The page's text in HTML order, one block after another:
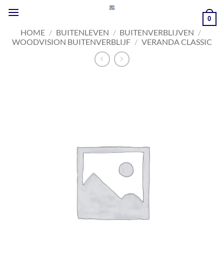
naar
inhoud
0
HOME / BUITENLEVEN / BUITENVERBLIJVEN /
WOODVISION BUITENVERBLIJF / VERANDA CLASSIC